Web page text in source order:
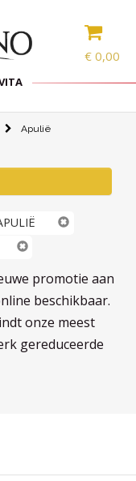
€ 0,00
Apulië
promotie aan
beschikbaar.
onze meest
gereduceerde